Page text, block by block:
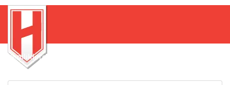
Yeniliklerden haberdar olmak için bültenimize kaydolun